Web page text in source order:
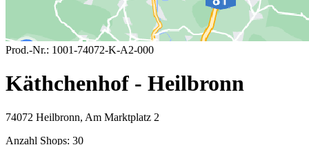
Prod.-Nr.: 1001-74072-K-A2-000
Käthchenhof - Heilbronn
74072 Heilbronn, Am Marktplatz 2
Anzahl Shops: 30